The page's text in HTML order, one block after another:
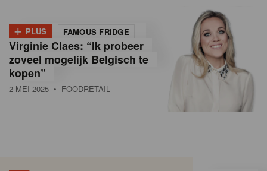
+ PLUS FAMOUS FRIDGE
Virginie Claes: “Ik probeer
zoveel mogelijk Belgisch te
kopen”
2 MEI 2025 • FOODRETAIL